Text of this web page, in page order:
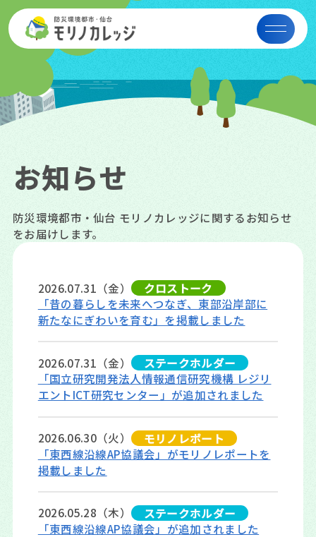
お知らせ
防災環境都市・仙台 モリノカレッジに関するお知らせ
をお届けします。
2026.07.31（金）
クロストーク
「昔の暮らしを未来へつなぎ、東部沿岸部に
新たなにぎわいを育む」を掲載しました
2026.07.31（金）
ステークホルダー
「国立研究開発法人情報通信研究機構 レジリ
エントICT研究センター」が追加されました
2026.06.30（火）
モリノレポート
「東西線沿線AP協議会」がモリノレポートを
掲載しました
2026.05.28（木）
ステークホルダー
「東西線沿線AP協議会」が追加されました